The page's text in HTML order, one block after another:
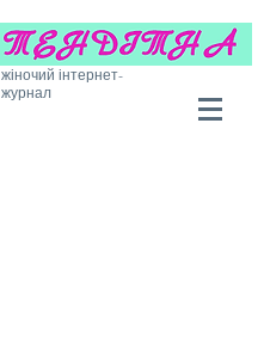
жіночий інтернет-
журнал